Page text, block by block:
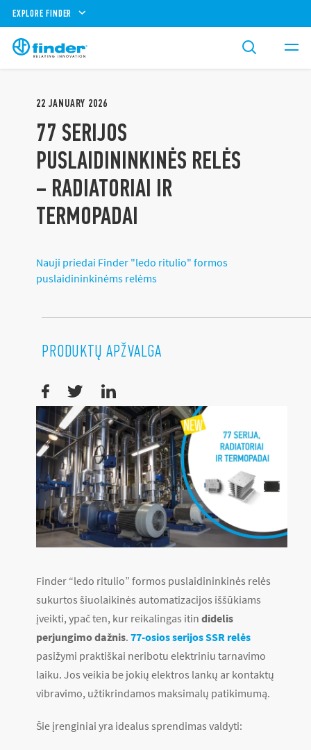
EXPLORE FINDER
22 JANUARY 2026
77 SERIJOS
PUSLAIDININKINĖS RELĖS
– RADIATORIAI IR
TERMOPADAI
Nauji priedai Finder "ledo ritulio" formos
puslaidininkinėms relėms
PRODUKTŲ APŽVALGA
Finder “ledo ritulio” formos puslaidininkinės relės
sukurtos šiuolaikinės automatizacijos iššūkiams
įveikti, ypač ten, kur reikalingas itin didelis
perjungimo dažnis. 77-osios serijos SSR relės
pasižymi praktiškai neribotu elektriniu tarnavimo
laiku. Jos veikia be jokių elektros lankų ar kontaktų
vibravimo, užtikrindamos maksimalų patikimumą.
Šie įrenginiai yra idealus sprendimas valdyti: